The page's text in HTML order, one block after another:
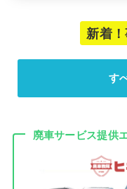
新着
す
廃車サービス提供